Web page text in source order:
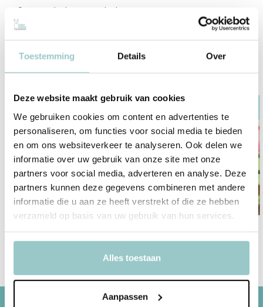
Toestemming Details Over
Deze website maakt gebruik van cookies
We gebruiken cookies om content en advertenties te
personaliseren, om functies voor social media te bieden
en om ons websiteverkeer te analyseren. Ook delen we
informatie over uw gebruik van onze site met onze
partners voor social media, adverteren en analyse. Deze
partners kunnen deze gegevens combineren met andere
informatie die u aan ze heeft verstrekt of die ze hebben
verzameld op basis van uw gebruik van hun services.
Alles toestaan
Aanpassen
Geen producten gevonden!...
Jellycat Palm Pals